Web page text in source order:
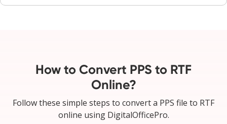
How to Convert PPS to RTF
Online?
Follow these simple steps to convert a PPS file to RTF
online using DigitalOfficePro.